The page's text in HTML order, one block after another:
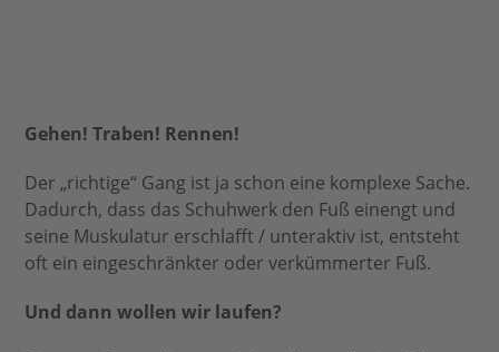
Gehen! Traben! Rennen!
Der „richtige“ Gang ist ja schon eine komplexe Sache.
Dadurch, dass das Schuhwerk den Fuß einengt und
seine Muskulatur erschlafft / unteraktiv ist, entsteht
oft ein eingeschränkter oder verkümmerter Fuß.
Und dann wollen wir laufen?